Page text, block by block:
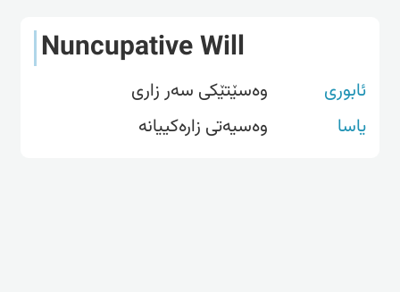
Nuncupative Will
ئابوری
وەسێتێکی سەر زاری
یاسا
وەسیەتی زارەکییانە